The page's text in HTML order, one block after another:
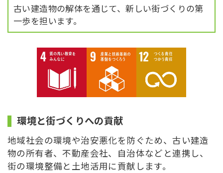
古い建造物の解体を通じて、新しい街づくりの第
一歩を担います。
環境と街づくりへの貢献
地域社会の環境や治安悪化を防ぐため、古い建造
物の所有者、不動産会社、自治体などと連携し、
街の環境整備と土地活用に貢献します。